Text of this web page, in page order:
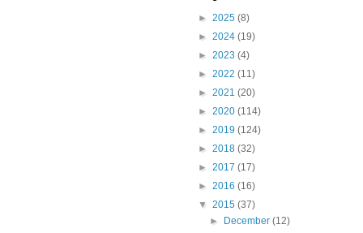
► 2025 (8)
► 2024 (19)
► 2023 (4)
► 2022 (11)
► 2021 (20)
► 2020 (114)
► 2019 (124)
► 2018 (32)
► 2017 (17)
► 2016 (16)
▼ 2015 (37)
►
December(12)